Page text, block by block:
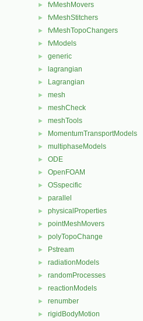
► fvMeshMovers
► fvMeshStitchers
► fvMeshTopoChangers
► fvModels
► generic
► lagrangian
► Lagrangian
► mesh
► meshCheck
► meshTools
► MomentumTransportModels
► multiphaseModels
► ODE
► OpenFOAM
► OSspecific
► parallel
► physicalProperties
► pointMeshMovers
► polyTopoChange
► Pstream
► radiationModels
► randomProcesses
► reactionModels
► renumber
► rigidBodyMotion